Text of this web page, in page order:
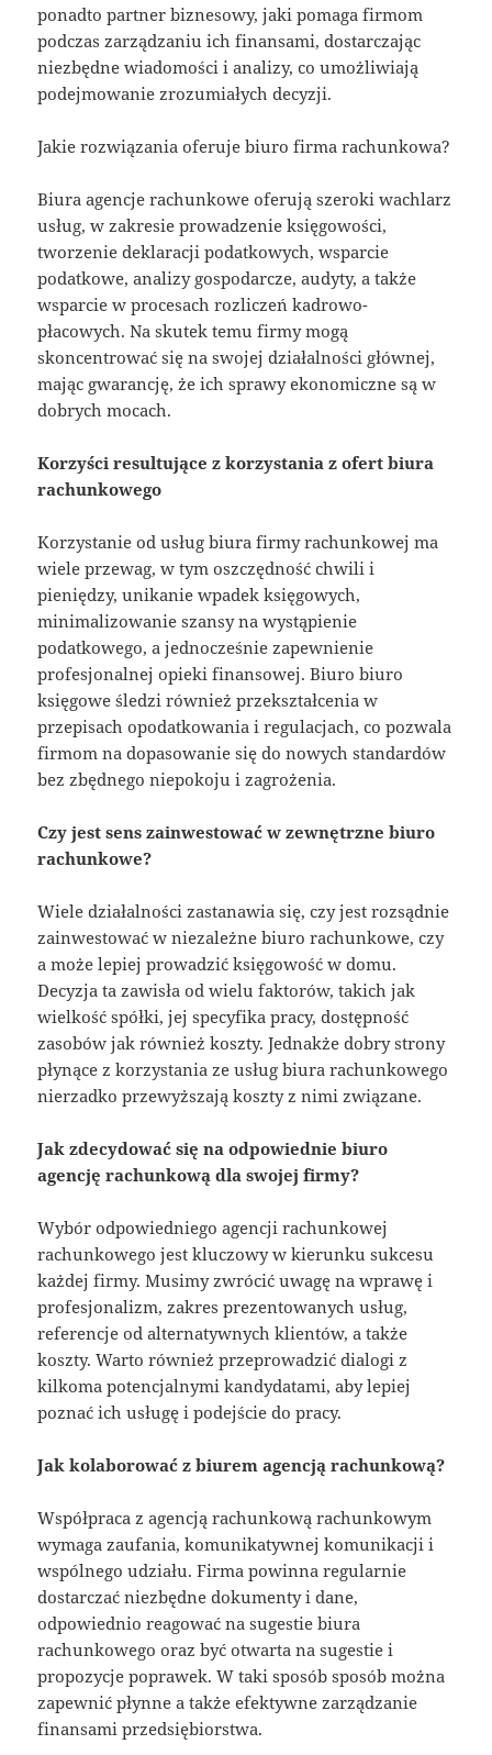
ponadto partner biznesowy, jaki pomaga firmom
podczas zarządzaniu ich finansami, dostarczając
niezbędne wiadomości i analizy, co umożliwiają
podejmowanie zrozumiałych decyzji.
Jakie rozwiązania oferuje biuro firma rachunkowa?
Biura agencje rachunkowe oferują szeroki wachlarz
usług, w zakresie prowadzenie księgowości,
tworzenie deklaracji podatkowych, wsparcie
podatkowe, analizy gospodarcze, audyty, a także
wsparcie w procesach rozliczeń kadrowo-
płacowych. Na skutek temu firmy mogą
skoncentrować się na swojej działalności głównej,
mając gwarancję, że ich sprawy ekonomiczne są w
dobrych mocach.
Korzyści resultujące z korzystania z ofert biura
rachunkowego
Korzystanie od usług biura firmy rachunkowej ma
wiele przewag, w tym oszczędność chwili i
pieniędzy, unikanie wpadek księgowych,
minimalizowanie szansy na wystąpienie
podatkowego, a jednocześnie zapewnienie
profesjonalnej opieki finansowej. Biuro biuro
księgowe śledzi również przekształcenia w
przepisach opodatkowania i regulacjach, co pozwala
firmom na dopasowanie się do nowych standardów
bez zbędnego niepokoju i zagrożenia.
Czy jest sens zainwestować w zewnętrzne biuro
rachunkowe?
Wiele działalności zastanawia się, czy jest rozsądnie
zainwestować w niezależne biuro rachunkowe, czy
a może lepiej prowadzić księgowość w domu.
Decyzja ta zawisła od wielu faktorów, takich jak
wielkość spółki, jej specyfika pracy, dostępność
zasobów jak również koszty. Jednakże dobry strony
płynące z korzystania ze usług biura rachunkowego
nierzadko przewyższają koszty z nimi związane.
Jak zdecydować się na odpowiednie biuro
agencję rachunkową dla swojej firmy?
Wybór odpowiedniego agencji rachunkowej
rachunkowego jest kluczowy w kierunku sukcesu
każdej firmy. Musimy zwrócić uwagę na wprawę i
profesjonalizm, zakres prezentowanych usług,
referencje od alternatywnych klientów, a także
koszty. Warto również przeprowadzić dialogi z
kilkoma potencjalnymi kandydatami, aby lepiej
poznać ich usługę i podejście do pracy.
Jak kolaborować z biurem agencją rachunkową?
Współpraca z agencją rachunkową rachunkowym
wymaga zaufania, komunikatywnej komunikacji i
wspólnego udziału. Firma powinna regularnie
dostarczać niezbędne dokumenty i dane,
odpowiednio reagować na sugestie biura
rachunkowego oraz być otwarta na sugestie i
propozycje poprawek. W taki sposób sposób można
zapewnić płynne a także efektywne zarządzanie
finansami przedsiębiorstwa.